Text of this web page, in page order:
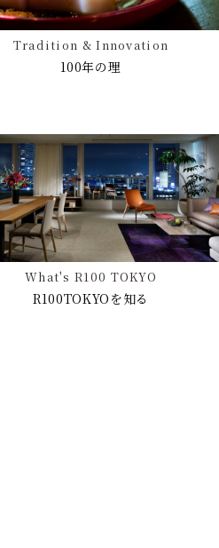
Tradition & Innovation
100年の理
What's R100 TOKYO
R100TOKYOを知る